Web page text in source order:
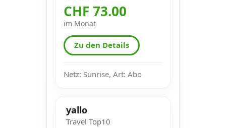
CHF 73.00
im Monat
Zu den Details
Netz: Sunrise, Art: Abo
yallo
Travel Top10